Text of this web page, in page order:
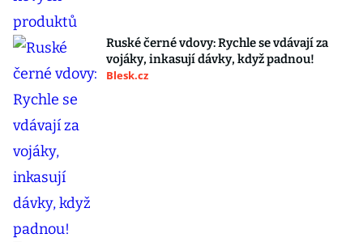
Ruské černé vdovy: Rychle se vdávají za
vojáky, inkasují dávky, když padnou!
Blesk.cz